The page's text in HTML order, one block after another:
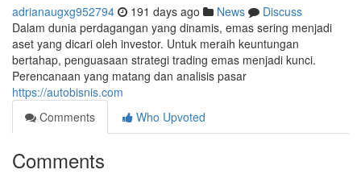
adrianaugxg952794 191 days ago News
Discuss
Dalam dunia perdagangan yang dinamis, emas sering menjadi
aset yang dicari oleh investor. Untuk meraih keuntungan
bertahap, penguasaan strategi trading emas menjadi kunci.
Perencanaan yang matang dan analisis pasar
https://autobisnis.com
Comments
Who Upvoted
Comments